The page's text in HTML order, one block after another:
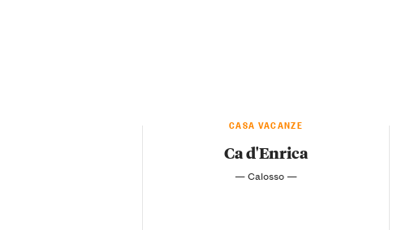
CASA VACANZE
Ca d'Enrica
— Calosso —